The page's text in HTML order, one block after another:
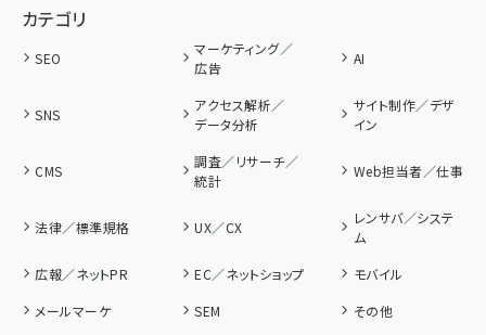
カテゴリ
SEO
マーケティング／
広告
AI
SNS
アクセス解析／
データ分析
サイト制作／デザ
イン
CMS
調査／リサーチ／
統計
Web担当者／仕事
法律／標準規格 UX／CX
レンサバ／システ
ム
広報／ネットPR
EC／ネットショップ
モバイル
メールマーケ
SEM その他